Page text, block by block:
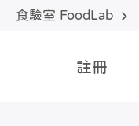
食驗室 FoodLab
註冊